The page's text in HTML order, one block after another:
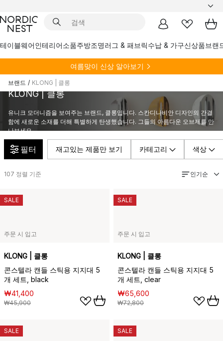
테이블웨어인테리어소품주방조명러그 & 패브릭수납 & 가구신상품브랜
여름맞이 신상 알아보기
브랜드 / KLONG | 클롱
KLONG | 클롱
유니크 모더니즘을 보여주는 브랜드, 클롱입니다. 스칸디나비안 디자인의 간결
함에 새로운 소재를 더해 특별하게 탄생했습니다. 그들의 아름다운 오브제를 만
나보세요.
필터 재고있는 제품만 보기 카테고리 색상
107 정렬 기준 인기순
주문 시 입고
KLONG | 클롱
콘스텔라 캔들 스틱용 지지대 5
개 세트, black
₩41,400
₩45,900
SALE
주문 시 입고
KLONG | 클롱
콘스텔라 캔들 스틱용 지지대 5
개 세트, clear
₩65,600
₩72,800
SALE
SALE SALE